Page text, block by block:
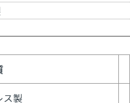
ス製